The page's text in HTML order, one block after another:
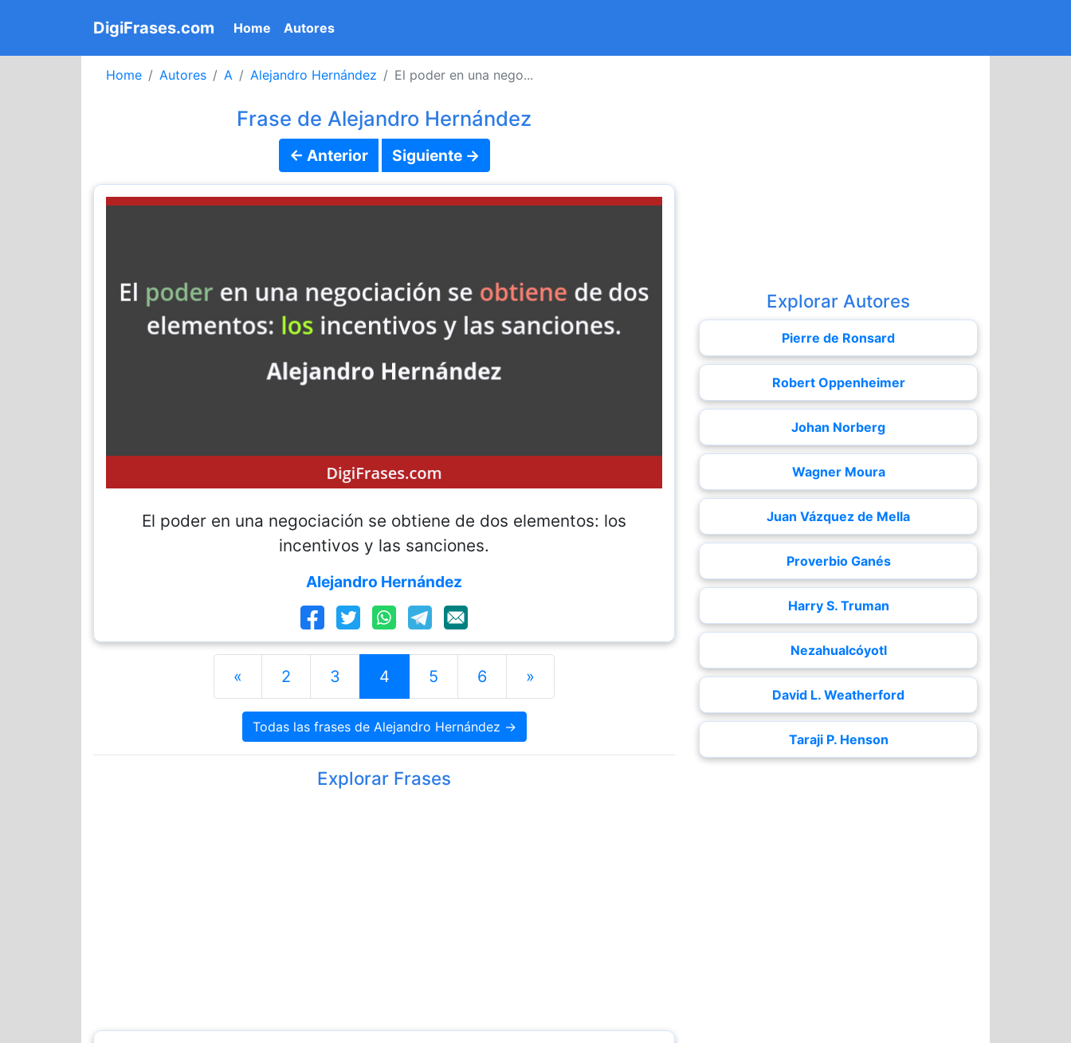
DigiFrases.com Home (current)
Autores
Home Autores A Alejandro Hernández El poder en una nego...
Frase de Alejandro Hernández
← Anterior Siguiente →
El poder en una negociación se obtiene de dos elementos: los
incentivos y las sanciones.
Alejandro Hernández
« 2 3 4 5 6 »
Todas las frases de Alejandro Hernández →
Explorar Frases
Explorar Autores
Pierre de Ronsard
Robert Oppenheimer
Johan Norberg
Wagner Moura
Juan Vázquez de Mella
Proverbio Ganés
Harry S. Truman
Nezahualcóyotl
David L. Weatherford
Taraji P. Henson